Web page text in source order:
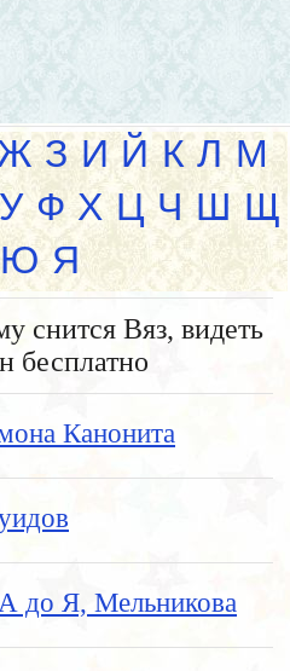
З И Й К Л М
У Ф Х Ц Ч Ш Щ
Ю Я
снится Вяз, видеть
бесплатно
Канонита
до Я, Мельникова